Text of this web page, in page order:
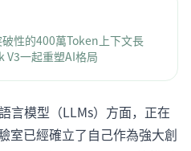
性的400萬Token上下文長
V3一起重塑AI格局
言模型（LLMs）方面，正在
室已經確立了自己作為強大創